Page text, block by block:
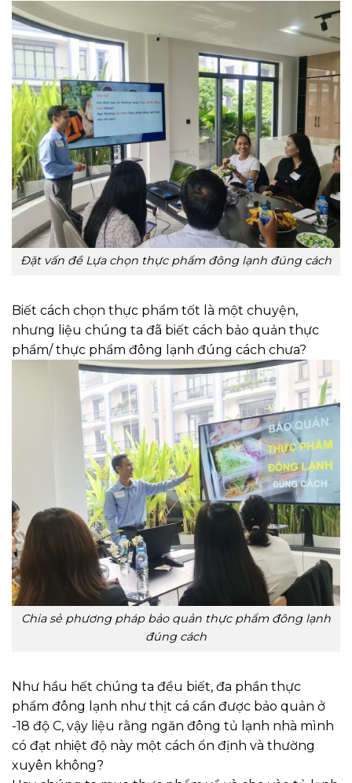
Đặt vấn đề Lựa chọn thực phẩm đông lạnh đúng cách
Biết cách chọn thực phẩm tốt là một chuyện,
nhưng liệu chúng ta đã biết cách bảo quản thực
phẩm/ thực phẩm đông lạnh đúng cách chưa?
Chia sẻ phương pháp bảo quản thực phẩm đông lạnh
đúng cách
Như hầu hết chúng ta đều biết, đa phần thực
phẩm đông lạnh như thịt cá cần được bảo quản ở
-18 độ C, vậy liệu rằng ngăn đông tủ lạnh nhà mình
có đạt nhiệt độ này một cách ổn định và thường
xuyên không?